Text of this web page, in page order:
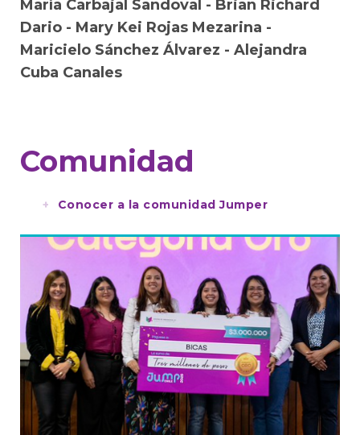
María Carbajal Sandoval - Brian Richard
Dario - Mary Kei Rojas Mezarina -
Maricielo Sánchez Álvarez - Alejandra
Cuba Canales
Comunidad
Conocer a la comunidad Jumper